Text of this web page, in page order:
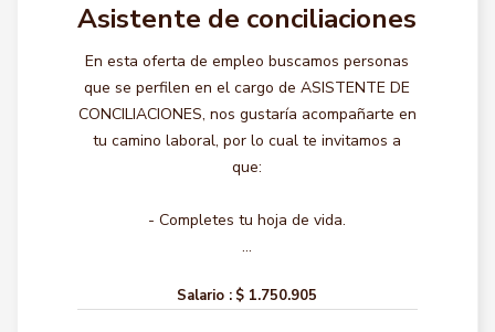
Asistente de conciliaciones
En esta oferta de empleo buscamos personas
que se perfilen en el cargo de ASISTENTE DE
CONCILIACIONES, nos gustaría acompañarte en
tu camino laboral, por lo cual te invitamos a
que:
- Completes tu hoja de vida.
...
Salario : $ 1.750.905